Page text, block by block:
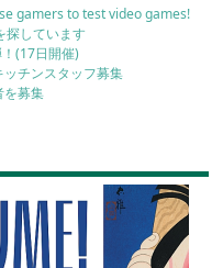
gamers to test video games!
探しています
(17日開催)
チンスタッフ募集
を募集